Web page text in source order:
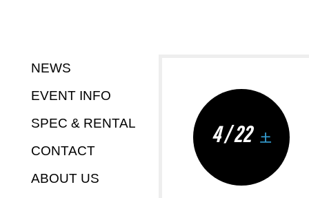
NEWS
EVENT INFO
SPEC & RENTAL
CONTACT
ABOUT US
4 / 22 土